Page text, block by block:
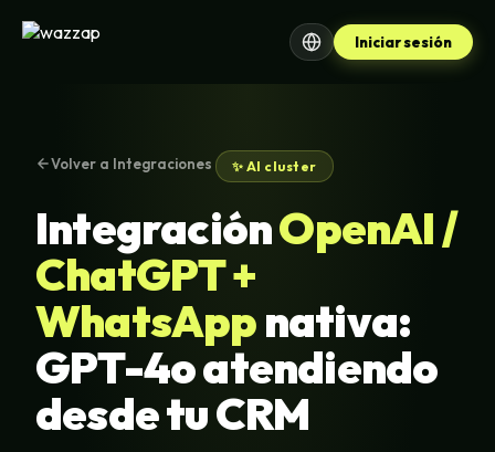
Iniciar sesión
Volver a Integraciones ✨ AI cluster
IntegraciónOpenAI /
ChatGPT +
WhatsAppnativa:
GPT-4o atendiendo
desde tu CRM